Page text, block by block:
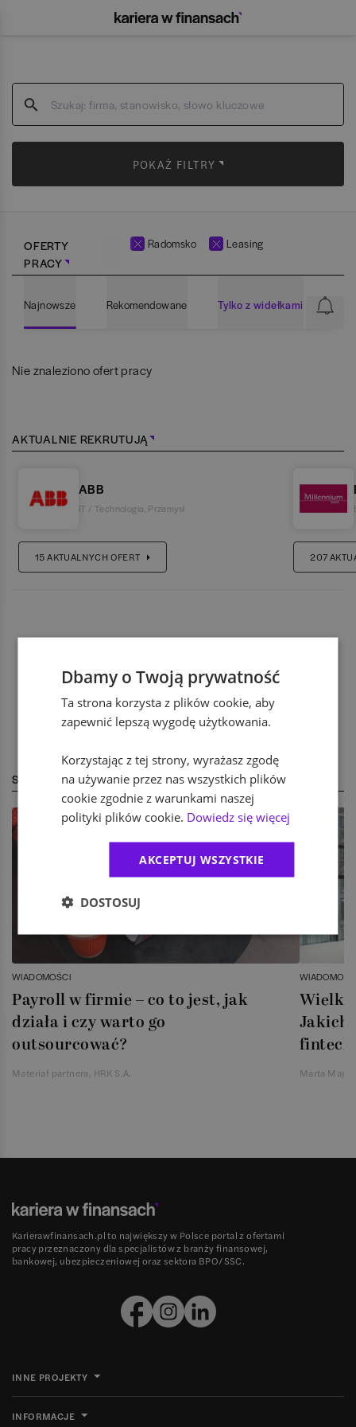
POKAŻ FILTRY
OFERTY
PRACY
Radomsko Leasing
Najnowsze Rekomendowane Tylko z widełkami
Nie znaleziono ofert pracy
AKTUALNIE REKRUTUJĄ
ABB
IT / Technologia Przemysł
15AKTUALNYCH OFERT 207
STREFA EKSPERTA
WIADOMOŚCI
Payroll w firmie – co to jest, jak
działa i czy warto go
outsourcować?
Materiał partnera, HRK S.A.
Jakich
Marta
Karierawfinansach.pl to największy w Polsce portal z ofertami
pracy przeznaczony dla specjalistów z branży finansowej,
bankowej, ubezpieczeniowej oraz sektora BPO/SSC.
INNE PROJEKTY
INFORMACJE
Dbamy o Twoją prywatność
Ta strona korzysta z plików cookie, aby
zapewnić lepszą wygodę użytkowania.
Korzystając z tej strony, wyrażasz zgodę
na używanie przez nas wszystkich plików
cookie zgodnie z warunkami naszej
polityki plików cookie. Dowiedz się więcej
AKCEPTUJ WSZYSTKIE
DOSTOSUJ